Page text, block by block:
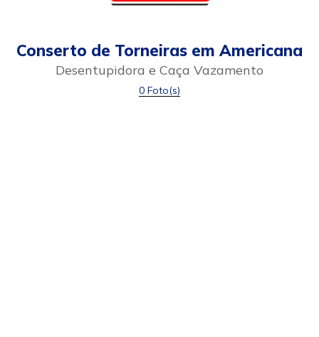
Conserto de Torneiras em Americana
Desentupidora e Caça Vazamento
0 Foto(s)